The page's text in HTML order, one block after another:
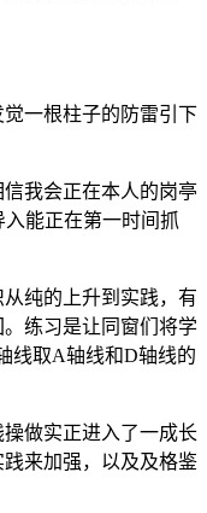
一根柱子的防雷引下
我会正在本人的岗亭
能正在第一时间抓
纯的上升到实践，有
练习是让同窗们将学
线取A轴线和D轴线的
做实正进入了一成长
来加强，以及及格鉴